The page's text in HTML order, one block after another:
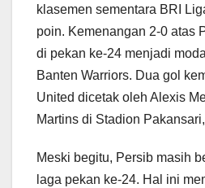
klasemen sementara BRI
poin. Kemenangan 2-0 atas
di pekan ke-24 menjadi
Banten Warriors. Dua gol
United dicetak oleh Alexis
Martins di Stadion
Meski begitu, Persib masih
laga pekan ke-24. Hal ini